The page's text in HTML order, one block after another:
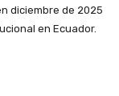
diciembre de 2025
en Ecuador.